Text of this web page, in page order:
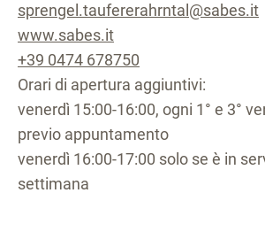
sprengel.taufererahrntal@sabes.it
www.sabes.it
+39 0474 678750
Orari di apertura aggiuntivi:
venerdì 15:00-16:00, ogni 1° e 3°
previo appuntamento
venerdì 16:00-17:00 solo se è in
settimana